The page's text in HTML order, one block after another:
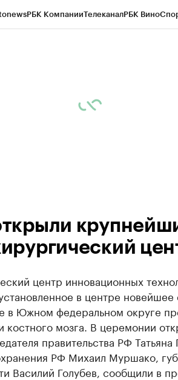
РБК КомпанииТелеканалРБК Вино
центр инновационных
в центре новейшее
в Южном федеральном округе
костного мозга. В церемонии
правительства РФ Татьяна
РФ Михаил Муршако,
Василий Голубев, сообщили в